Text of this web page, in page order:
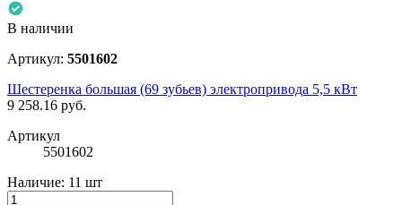
В наличии
Артикул: 5501602
Шестеренка большая (69 зубьев) электропривода 5,5 кВт
9 258.16 руб.
Артикул
5501602
Наличие: 11 шт